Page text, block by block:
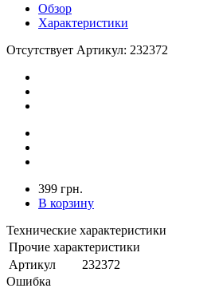
Обзор
Характеристики
Отсутствует Артикул: 232372
399 грн.
В корзину
Технические характеристики
Прочие характеристики
Артикул
232372
Ошибка